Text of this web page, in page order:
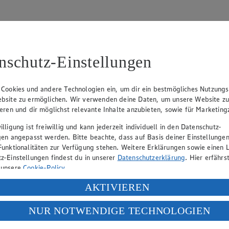
Fickert (Vorstandsmitglied), Jürgen Mäder
gewährt Ihnen jedoch das Recht, den auf dieser Website
und Vervielfältigung von Bildmaterial oder Grafiken aus
verantwortlich. Firma und Anschriften unserer
hin, dass wir nicht an einem Streitbeilegungsverfahren vor einer
Einstellungen
und andere Technologien ein, um dir ein bestmögliches
zu ermöglichen. Wir verwenden deine Daten, um unsere Website zu
und dir möglichst relevante Inhalte anzubieten, sowie für
ist freiwillig und kann jederzeit individuell in den Datenschutz-
angepasst werden. Bitte beachte, dass auf Basis deiner
zur Verfügung stehen. Weitere Erklärungen sowie einen
Einstellungen findest du in unserer Datenschutzerklärung. Hier
Cookie-Policy.
deiner personenbezogenen Daten in den USA durch Facebook und
„Aktivieren“ klickst, willigst du im Sinne des Art. 49 Abs. 1 Satz 1 lit.
Daten in den USA verarbeitet werden. Der EuGH sieht die USA als
europäischen Standards nicht angemessenen Datenschutzniveau an. Es
AKTIVIEREN
NUR NOTWENDIGE TECHNOLOGIEN